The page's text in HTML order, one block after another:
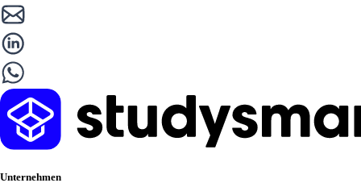
Unternehmen